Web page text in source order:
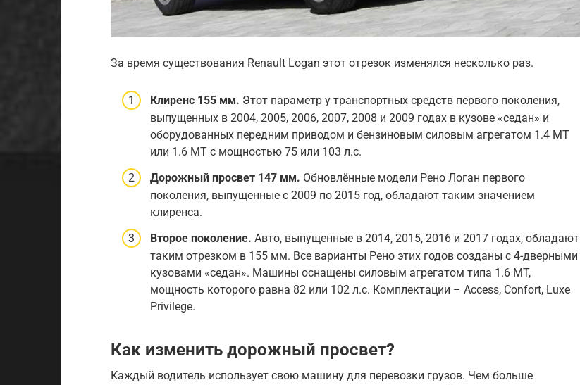
За время существования Renault Logan этот отрезок изменялся несколько раз.
Клиренс 155 мм. Этот параметр у транспортных средств первого поколения,
выпущенных в 2004, 2005, 2006, 2007, 2008 и 2009 годах в кузове «седан» и
оборудованных передним приводом и бензиновым силовым агрегатом 1.4 MT
или 1.6 MT с мощностью 75 или 103 л.с.
Дорожный просвет 147 мм. Обновлённые модели Рено Логан первого
поколения, выпущенные с 2009 по 2015 год, обладают таким значением
клиренса.
Второе поколение. Авто, выпущенные в 2014, 2015, 2016 и 2017 годах, обладают
таким отрезком в 155 мм. Все варианты Рено этих годов созданы с 4-дверными
кузовами «седан». Машины оснащены силовым агрегатом типа 1.6 MT,
мощность которого равна 82 или 102 л.с. Комплектации – Access, Confort, Luxe
Privilege.
Как изменить дорожный просвет?
Каждый водитель использует свою машину для перевозки грузов. Чем больше